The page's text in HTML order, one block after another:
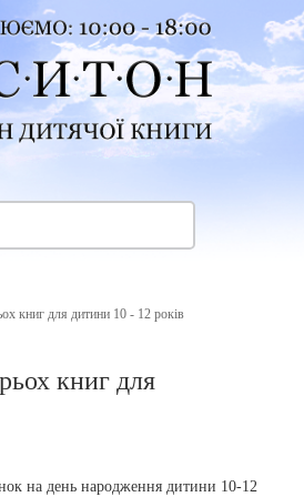
книг для дитини 10 - 12 років
книг для
на день народження дитини 10-12